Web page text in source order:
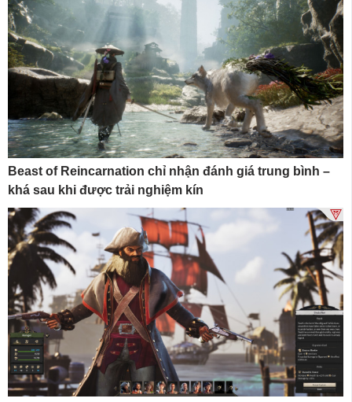
Beast of Reincarnation chỉ nhận đánh giá trung bình –
khá sau khi được trải nghiệm kín